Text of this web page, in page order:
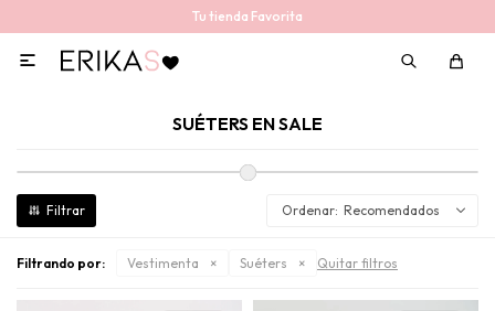
Tu tienda Favorita

SUÉTERS EN SALE
Recomendados
Filtrando por: Vestimenta Suéters Quitar filtros